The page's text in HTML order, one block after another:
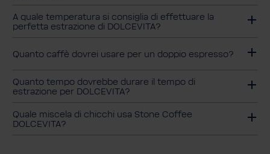
A quale temperatura si consiglia di effettuare la
perfetta estrazione di DOLCEVITA?
Quanto caffè dovrei usare per un doppio espresso?
Quanto tempo dovrebbe durare il tempo di
estrazione per DOLCEVITA?
Quale miscela di chicchi usa Stone Coffee
DOLCEVITA?